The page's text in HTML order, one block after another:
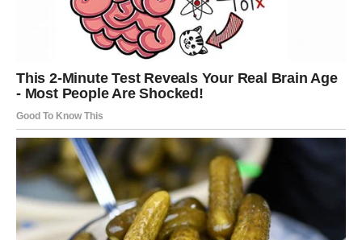
discipline.
Poruka zvijezda
Strpljenje je bilo vaša najveća snaga.